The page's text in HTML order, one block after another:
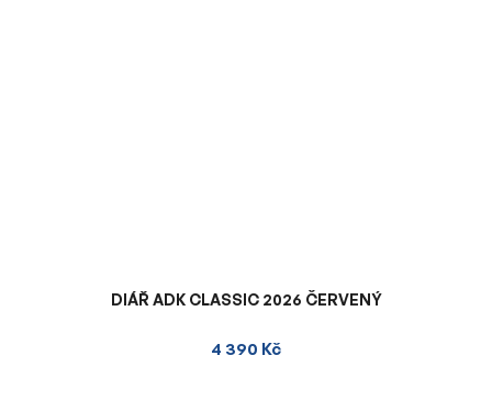
DIÁŘ ADK CLASSIC 2026 ČERVENÝ
4 390 Kč